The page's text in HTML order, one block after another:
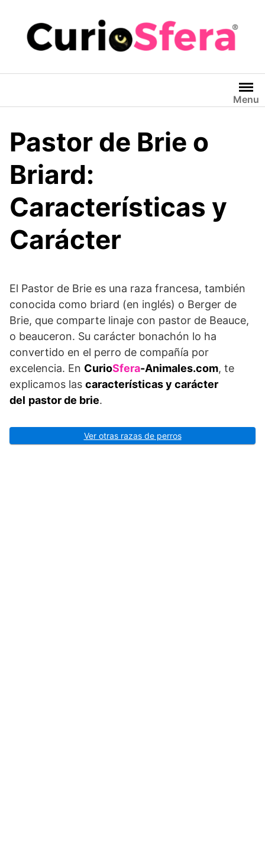
contenido
Menu
Pastor de Brie o
Briard:
Características y
Carácter
El Pastor de Brie es una raza francesa, también
conocida como briard (en inglés) o Berger de
Brie, que comparte linaje con pastor de Beauce,
o beauceron. Su carácter bonachón lo ha
convertido en el perro de compañía por
excelencia. En CurioSfera-Animales.com, te
explicamos las características y carácter
del pastor de brie.
Ver otras razas de perros